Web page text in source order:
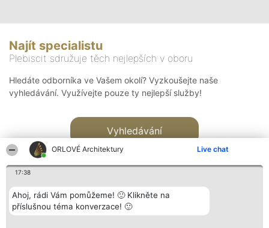
ORLOVÉ Architektury Live chat
17:38
Ahoj, rádi Vám pomůžeme! 🙂 Klikněte na
příslušnou téma konverzace! 🙂
Najít specialistu
Plebiscit sdružuje těch nejlepších v oboru
Hledáte odborníka ve Vašem okolí? Vyzkoušejte naše
vyhledávání. Využívejte pouze ty nejlepší služby!
Vyhledávání